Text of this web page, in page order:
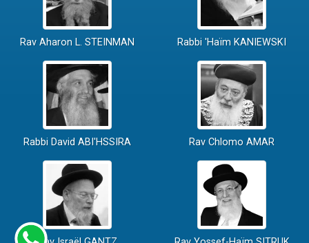
Rav Aharon L. STEINMAN Rabbi 'Haïm KANIEWSKI
Rabbi David ABI'HSSIRA Rav Chlomo AMAR